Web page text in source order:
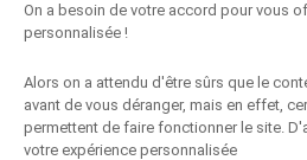
On a besoin de votre accord pour vous
personnalisée !
Alors on a attendu d'être sûrs que le
avant de vous déranger, mais en effet,
permettent de faire fonctionner le site.
votre expérience personnalisée
Les Partenaires Bien-être et Santé
Mieux Vivre au Quotidien
Conseils, Astuces et Idées Pratiques au